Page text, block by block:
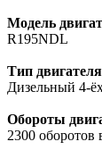
Модель
R195NDL
Тип двигателя
Дизельный 4-
Обороты
2300 оборотов